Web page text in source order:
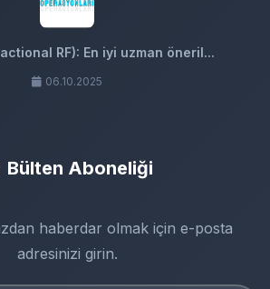
RF): En iyi uzman öneril...
06.10.2025
Bülten Aboneliği
haberdar olmak için e-posta
adresinizi girin.